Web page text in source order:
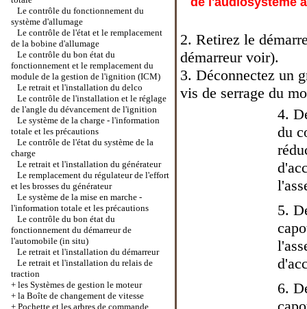
Le contrôle du fonctionnement du
système d'allumage
Le contrôle de l'état et le remplacement
de la bobine d'allumage
Le contrôle du bon état du
fonctionnement et le remplacement du
module de la gestion de l'ignition (ICM)
Le retrait et l'installation du delco
Le contrôle de l'installation et le réglage
de l'angle du dévancement de l'ignition
Le système de la charge - l'information
totale et les précautions
Le contrôle de l'état du système de la
charge
Le retrait et l'installation du générateur
Le remplacement du régulateur de l'effort
et les brosses du générateur
Le système de la mise en marche -
l'information totale et les précautions
Le contrôle du bon état du
fonctionnement du démarreur de
l'automobile (in situ)
Le retrait et l'installation du démarreur
Le retrait et l'installation du relais de
traction
+ les Systèmes de gestion le moteur
+ la Boîte de changement de vitesse
+ Pochette et les arbres de commande
2. Retirez le
démarreurvoir).
3. Déconnectez un
vis de serrage du
4.
du
5.
6.